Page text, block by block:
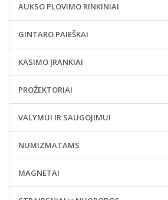
AUKSO PLOVIMO RINKINIAI
GINTARO PAIEŠKAI
KASIMO ĮRANKIAI
PROŽEKTORIAI
VALYMUI IR SAUGOJIMUI
NUMIZMATAMS
MAGNETAI